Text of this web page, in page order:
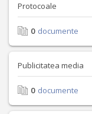
Protocoale
0 documente
Publicitatea media
0 documente